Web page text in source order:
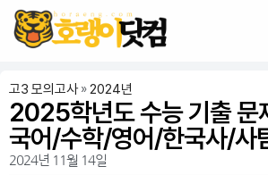
고3 모의고사»2024년
2025학년도 수능 기출 문
국어/수학/영어/한국사/사
2024년 11월 14일